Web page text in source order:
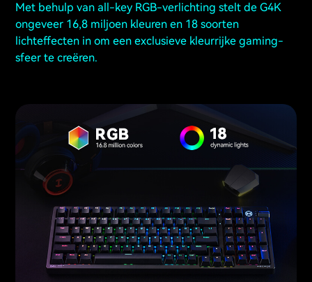
Met behulp van all-key RGB-verlichting stelt de G4K
ongeveer 16,8 miljoen kleuren en 18 soorten
lichteffecten in om een exclusieve kleurrijke gaming-
sfeer te creëren.